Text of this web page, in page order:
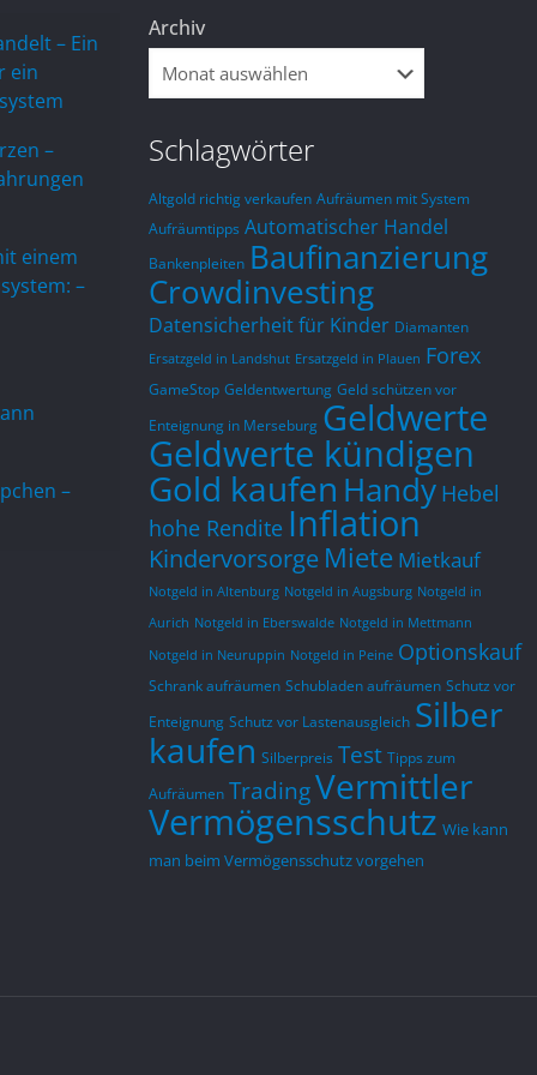
Heino Molzahn
vor 1 Jahr
Die YOUTUBE Auftritte sind
prägnant ausgeführt und
berücksichtigen auch Kleinsparer.
Neben dem 3 Säulen Modell
sollte nach meiner Ansicht der
Cash-Bestand außerhalb des
Bankensystems einbezogen
werden weil sowohl der digitale
EURO naht und auch längere
Krisenzeiten nicht mehr
Antwort des Eigentümers vor 1 Jahr
danke Dir
vor 1 Jahr
Finde  Michael
Erklärungen
erklärt
des
Schwäche und
Untergangs. Er
auf historische
welche
praktiziert um
Verwerfungen
abzufedern. Ich
bleibe dabei.
Antwort des
vielen Dank
– Ein
ein
–
einem
–
–
Archiv
Schlagwörter
Altgold richtig verkaufen Aufräumen mit System
Aufräumtipps Automatischer Handel
Bankenpleiten Baufinanzierung
Crowdinvesting
Datensicherheit für Kinder Diamanten
Ersatzgeld in Landshut Ersatzgeld in Plauen Forex
GameStop Geldentwertung Geld schützen vor
Enteignung in Merseburg Geldwerte
Geldwerte kündigen
Gold kaufen Handy Hebel
hohe Rendite Inflation
Kindervorsorge Miete Mietkauf
Notgeld in Altenburg Notgeld in Augsburg Notgeld in
Aurich Notgeld in Eberswalde Notgeld in Mettmann
Notgeld in Neuruppin Notgeld in Peine Optionskauf
Schrank aufräumen Schubladen aufräumen Schutz vor
Enteignung Schutz vor Lastenausgleich Silber
kaufen Silberpreis Test Tipps zum
Aufräumen TradingVermittler
Vermögensschutz Wie kann
man beim Vermögensschutz vorgehen